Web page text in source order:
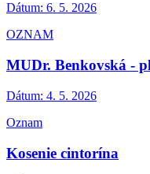
Dátum: 6. 5. 2026
OZNAM
MUDr. Benkovská -
Dátum: 4. 5. 2026
Oznam
Kosenie cintorína